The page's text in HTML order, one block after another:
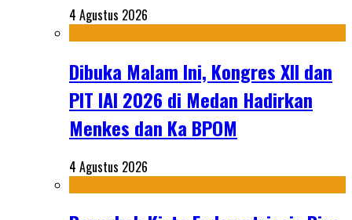
4 Agustus 2026
Dibuka Malam Ini, Kongres XII dan
PIT IAI 2026 di Medan Hadirkan
Menkes dan Ka BPOM
4 Agustus 2026